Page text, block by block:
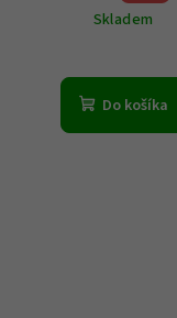
Skladem
Do košíka